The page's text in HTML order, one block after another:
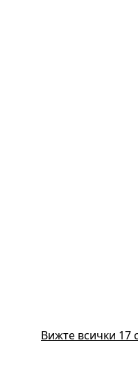
Вижте всички 17